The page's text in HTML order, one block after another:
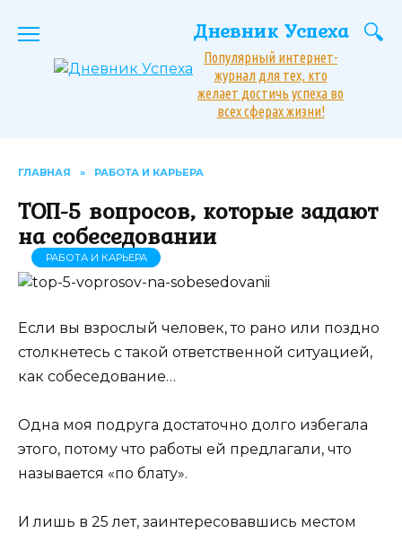
Дневник Успеха
Популярный интернет-
журнал для тех, кто
желает достичь успеха во
всех сферах жизни!
ГЛАВНАЯ » РАБОТА И КАРЬЕРА
ТОП-5 вопросов, которые задают
на собеседовании
РАБОТА И КАРЬЕРА
Если вы взрослый человек, то рано или поздно
столкнетесь с такой ответственной ситуацией,
как собеседование…
Одна моя подруга достаточно долго избегала
этого, потому что работы ей предлагали, что
называется «по блату».
И лишь в 25 лет, заинтересовавшись местом